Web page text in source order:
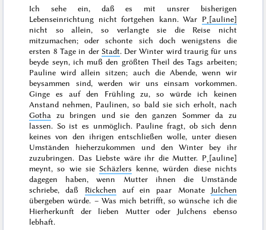
Ich sehe ein, daß es mit unsrer bisherigen
Lebenseinrichtung nicht fortgehen kann. War P˖[auline]
nicht so allein, so verlangte sie die Reise nicht
mitzumachen; oder schonte sich doch wenigstens die
ersten 8 Tage in der Stadt. DerWinter wird traurig für uns
beyde seyn, ich muß den größten Theil des Tags arbeiten;
Pauline wird allein sitzen; auch die Abende, wenn wir
beysammen sind, werden wir uns einsam vorkommen.
Ginge es auf den Frühling zu, so würde ich keinen
Anstand nehmen, Paulinen, so bald sie sich erholt, nach
Gotha zu bringen und sie den ganzen Sommer da zu
lassen. So ist es unmöglich. Pauline fragt, ob sich denn
keines von den ihrigen entschließen wolle, unter diesen
Umständen hieherzukommen und den Winter bey ihr
zuzubringen. Das Liebste wäre ihr die Mutter. P˖[auline]
meynt, so wie sie Schäzlers kenne, würden diese nichts
dagegen haben, wenn Mutter ihnen die Umstände
schriebe, daß Rickchen auf ein paar Monate Julchen
übergeben würde. – Was mich betrifft, so wünsche ich die
Hierherkunft der lieben Mutter oder Julchens ebenso
lebhaft.